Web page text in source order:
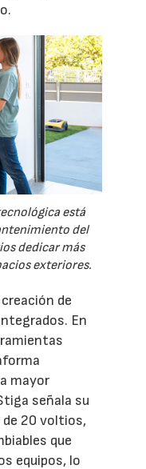
está
del
dedicar más
exteriores.
de
En
mayor
señala su
20 voltios,
que
equipos, lo